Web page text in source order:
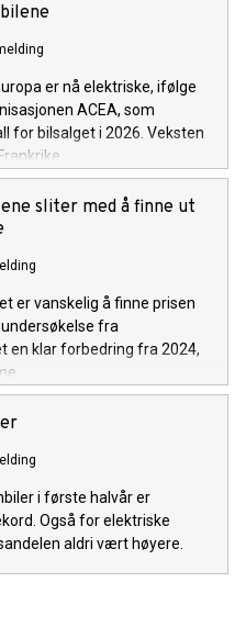
er nå elektriske, ifølge
ACEA, som
for bilsalget i 2026. Veksten
sliter med å finne ut
er vanskelig å finne prisen
fra
en klar forbedring fra 2024,
i første halvår er
Også for elektriske
aldri vært høyere.